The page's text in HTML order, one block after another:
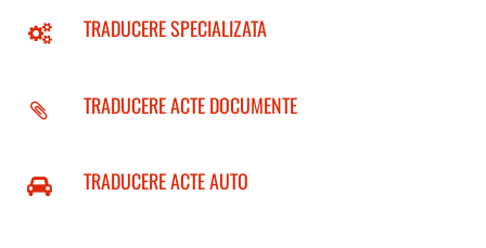
TRADUCERE SPECIALIZATA
TRADUCERE ACTE DOCUMENTE
TRADUCERE ACTE AUTO